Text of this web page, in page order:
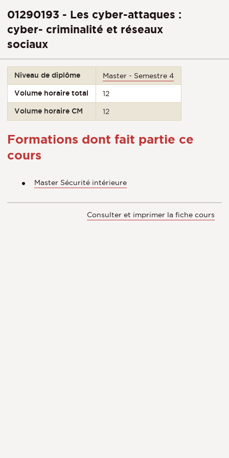
01290193 - Les cyber-attaques :
cyber- criminalité et réseaux
sociaux
Niveau de diplôme Master - Semestre 4
Volume horaire total 12
Volume horaire CM 12
Formations dont fait partie ce
cours
Master Sécurité intérieure
Consulter et imprimer la fiche cours